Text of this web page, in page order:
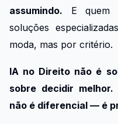
assumindo. E quem
soluções
moda, mas por critério.
IA no Direito não é
sobre decidir melhor.
não é diferencial — é